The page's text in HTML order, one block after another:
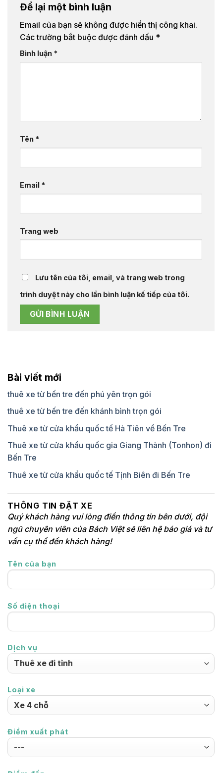
Để lại một bình luận
Email của bạn sẽ không được hiển thị công khai.
Các trường bắt buộc được đánh dấu *
Bình luận *
Tên *
Email *
Trang web
Lưu tên của tôi, email, và trang web trong
trình duyệt này cho lần bình luận kế tiếp của tôi.
Bài viết mới
thuê xe từ bến tre đến phú yên trọn gói
thuê xe từ bến tre đến khánh bình trọn gói
Thuê xe từ cửa khẩu quốc tế Hà Tiên về Bến Tre
Thuê xe từ cửa khẩu quốc gia Giang Thành (Tonhon) đi
Bến Tre
Thuê xe từ cửa khẩu quốc tế Tịnh Biên đi Bến Tre
THÔNG TIN ĐẶT XE
Quý khách hàng vui lòng điền thông tin bên dưới, đội
ngũ chuyên viên của Bách Việt sẽ liên hệ báo giá và tư
vấn cụ thể đến khách hàng!
Tên của bạn
Số điện thoại
Dịch vụ
Loại xe
Điểm xuất phát